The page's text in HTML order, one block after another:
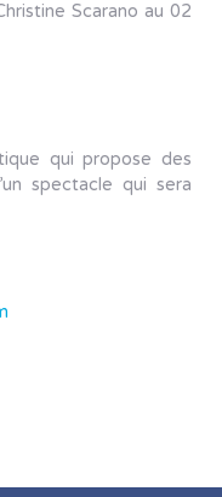
Scarano au 02
qui propose des
spectacle qui sera